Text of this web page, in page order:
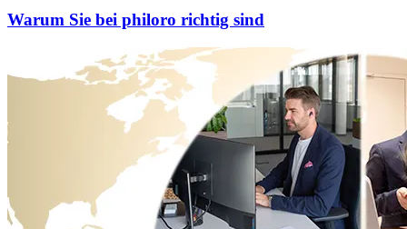
Warum Sie bei philoro richtig sind